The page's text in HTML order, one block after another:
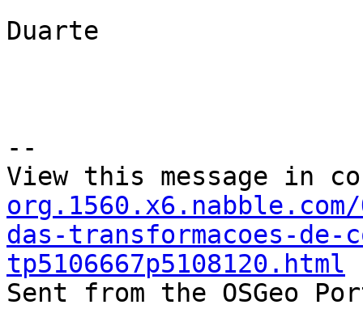
Duarte
--
View this message in
das-transformacoes-de-
tp5106667p5108120.html
Sent from the OSGeo